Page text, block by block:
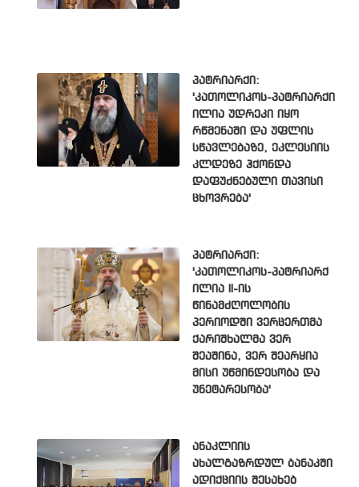
პატრიარქი:
'კათოლიკოს-პატრიარქი
ილია უდრეკი იყო
რწმენაში და უფლის
სწავლებაზე, ეკლესიის
კლდეზე ჰქონდა
დაფუძნებული თავისი
ცხოვრება'
პატრიარქი:
'კათოლიკოს-პატრიარქ
ილია II-ის
წინამძღოლობის
პერიოდში ვერცერთმა
ქარიშხალმა ვერ
შეაშინა, ვერ შეარყია
მისი უწმინდესობა და
უნეტარესობა'
ანაკლიის
ახალგაზრდულ ბანაკში
ადიქციის შესახებ